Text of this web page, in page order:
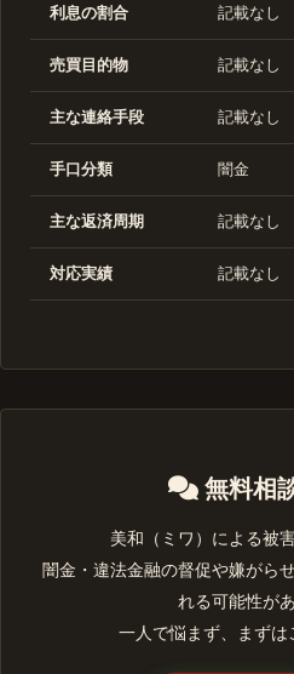
利息の割合 記載なし
売買目的物 記載なし
主な連絡手段 記載なし
手口分類 闇金
主な返済周期 記載なし
対応実績 記載なし
無料相
美和（ミワ）による被
闇金・違法金融の督促や嫌がら
れる可能性が
一人で悩まず、まずは